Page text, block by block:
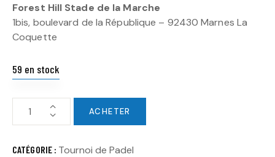
Forest Hill Stade de la Marche
1bis, boulevard de la République – 92430 Marnes La
Coquette
59 en stock
ACHETER
CATÉGORIE : Tournoi de Padel